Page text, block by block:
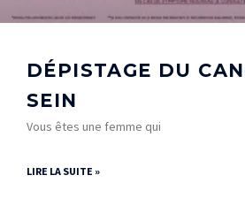
DÉPISTAGE DU
SEIN
Vous êtes une femme qui
LIRE LA SUITE »